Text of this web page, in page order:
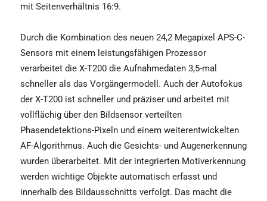
mit Seitenverhältnis 16:9.
Durch die Kombination des neuen 24,2 Megapixel APS-C-
Sensors mit einem leistungsfähigen Prozessor
verarbeitet die X-T200 die Aufnahmedaten 3,5-mal
schneller als das Vorgängermodell. Auch der Autofokus
der X-T200 ist schneller und präziser und arbeitet mit
vollflächig über den Bildsensor verteilten
Phasendetektions-Pixeln und einem weiterentwickelten
AF-Algorithmus. Auch die Gesichts- und Augenerkennung
wurden überarbeitet. Mit der integrierten Motiverkennung
werden wichtige Objekte automatisch erfasst und
innerhalb des Bildausschnitts verfolgt. Das macht die